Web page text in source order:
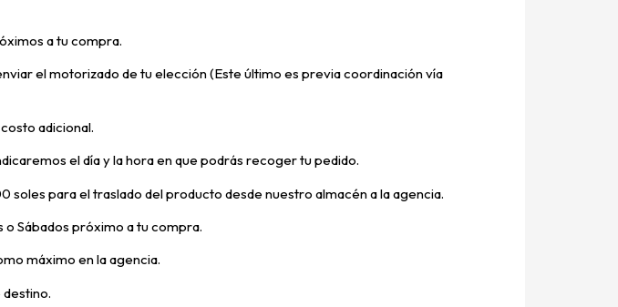
a tu compra.
el motorizado de tu elección (Este último es previa coordinación vía
adicional.
el día y la hora en que podrás recoger tu pedido.
soles para el traslado del producto desde nuestro almacén a la agencia.
Sábados próximo a tu compra.
máximo en la agencia.